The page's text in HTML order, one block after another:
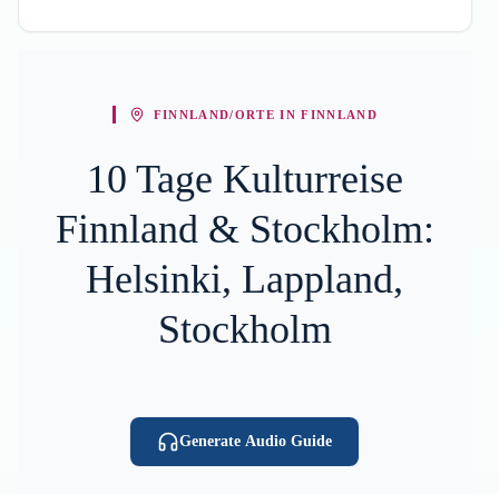
FINNLAND/ORTE IN FINNLAND
10 Tage Kulturreise
Finnland & Stockholm:
Helsinki, Lappland,
Stockholm
Generate Audio Guide